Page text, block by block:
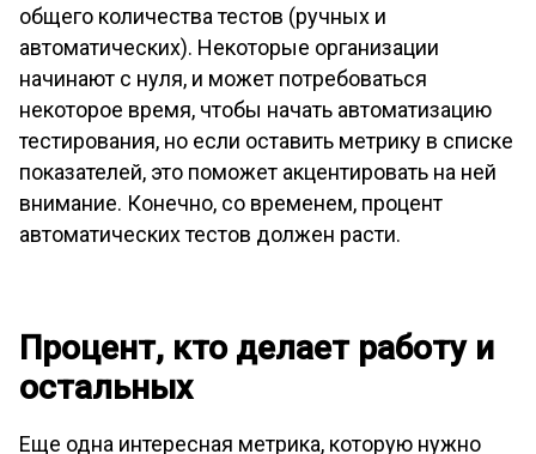
общего количества тестов (ручных и
автоматических). Некоторые организации
начинают с нуля, и может потребоваться
некоторое время, чтобы начать автоматизацию
тестирования, но если оставить метрику в списке
показателей, это поможет акцентировать на ней
внимание. Конечно, со временем, процент
автоматических тестов должен расти.
Процент, кто делает работу и
остальных
Еще одна интересная метрика, которую нужно